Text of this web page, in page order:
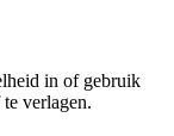
in of gebruik
verlagen.